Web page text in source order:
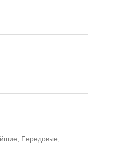
Передовые,